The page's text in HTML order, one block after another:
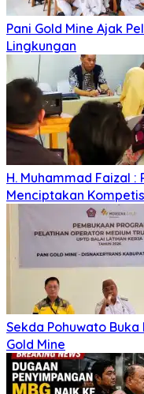
Pani Gold Mine Ajak
Lingkungan
H. Muhammad Faizal
Menciptakan
Sekda Pohuwato
Gold Mine